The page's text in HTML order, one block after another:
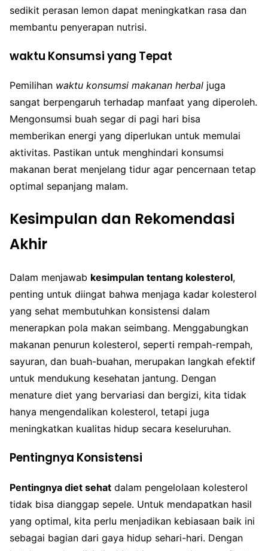
sedikit perasan lemon dapat meningkatkan rasa dan
membantu penyerapan nutrisi.
waktu Konsumsi yang Tepat
Pemilihan waktu konsumsi makanan herbal juga
sangat berpengaruh terhadap manfaat yang diperoleh.
Mengonsumsi buah segar di pagi hari bisa
memberikan energi yang diperlukan untuk memulai
aktivitas. Pastikan untuk menghindari konsumsi
makanan berat menjelang tidur agar pencernaan tetap
optimal sepanjang malam.
Kesimpulan dan Rekomendasi
Akhir
Dalam menjawab kesimpulan tentang kolesterol,
penting untuk diingat bahwa menjaga kadar kolesterol
yang sehat membutuhkan konsistensi dalam
menerapkan pola makan seimbang. Menggabungkan
makanan penurun kolesterol, seperti rempah-rempah,
sayuran, dan buah-buahan, merupakan langkah efektif
untuk mendukung kesehatan jantung. Dengan
menature diet yang bervariasi dan bergizi, kita tidak
hanya mengendalikan kolesterol, tetapi juga
meningkatkan kualitas hidup secara keseluruhan.
Pentingnya Konsistensi
Pentingnya diet sehat dalam pengelolaan kolesterol
tidak bisa dianggap sepele. Untuk mendapatkan hasil
yang optimal, kita perlu menjadikan kebiasaan baik ini
sebagai bagian dari gaya hidup sehari-hari. Dengan